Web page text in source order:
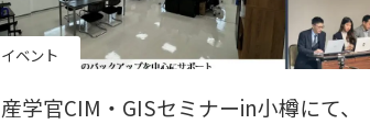
イベント
産学官CIM・GISセミナーin小樽にて、